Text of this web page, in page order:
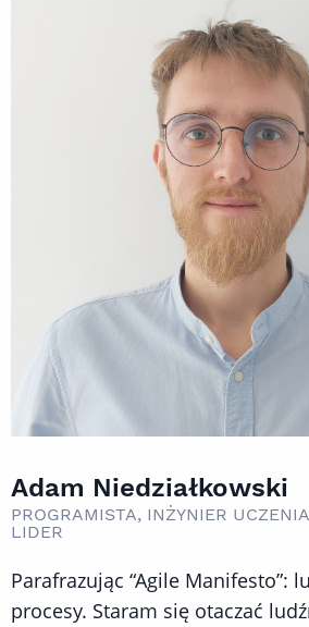
Adam Niedziałkowski
PROGRAMISTA, INŻYNIER
LIDER
Parafrazując “Agile Manifesto”:
procesy. Staram się otaczać